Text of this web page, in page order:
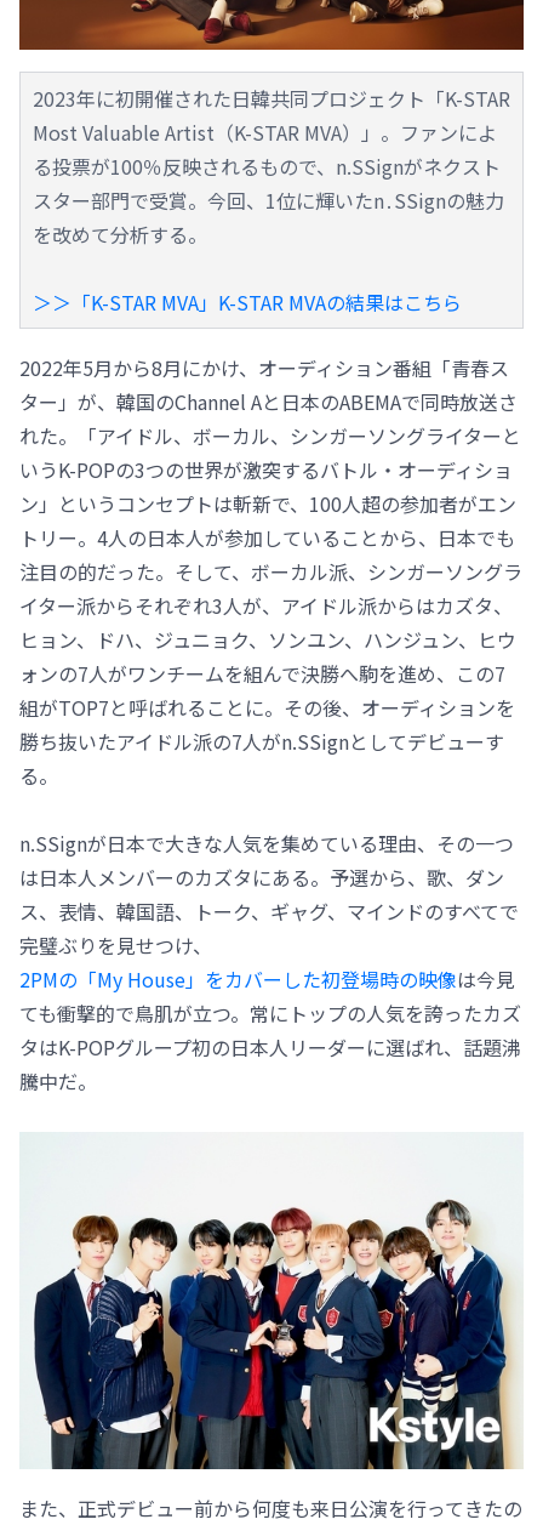
2023年に初開催された日韓共同プロジェクト「K-STAR
Most Valuable Artist（K-STAR MVA）」。ファンによ
る投票が100％反映されるもので、n.SSignがネクスト
スター部門で受賞。今回、1位に輝いたn․SSignの魅力
を改めて分析する。
＞＞「K-STAR MVA」K-STAR MVAの結果はこちら
2022年5月から8月にかけ、オーディション番組「青春ス
ター」が、韓国のChannel Aと日本のABEMAで同時放送さ
れた。「アイドル、ボーカル、シンガーソングライターと
いうK-POPの3つの世界が激突するバトル・オーディショ
ン」というコンセプトは斬新で、100人超の参加者がエン
トリー。4人の日本人が参加していることから、日本でも
注目の的だった。そして、ボーカル派、シンガーソングラ
イター派からそれぞれ3人が、アイドル派からはカズタ、
ヒョン、ドハ、ジュニョク、ソンユン、ハンジュン、ヒウ
ォンの7人がワンチームを組んで決勝へ駒を進め、この7
組がTOP7と呼ばれることに。その後、オーディションを
勝ち抜いたアイドル派の7人がn.SSignとしてデビューす
る。
n.SSignが日本で大きな人気を集めている理由、その一つ
は日本人メンバーのカズタにある。予選から、歌、ダン
ス、表情、韓国語、トーク、ギャグ、マインドのすべてで
完璧ぶりを見せつけ、
2PMの「My House」をカバーした初登場時の映像は今見
ても衝撃的で鳥肌が立つ。常にトップの人気を誇ったカズ
タはK-POPグループ初の日本人リーダーに選ばれ、話題沸
騰中だ。
また、正式デビュー前から何度も来日公演を行ってきたの